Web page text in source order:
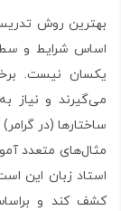
بهترین روش
اساس شرایط و
یکسان نیست.
می‌گیرند و نیاز
ساختارها (در
مثال‌های متعدد
استاد زبان این
کشف کند و